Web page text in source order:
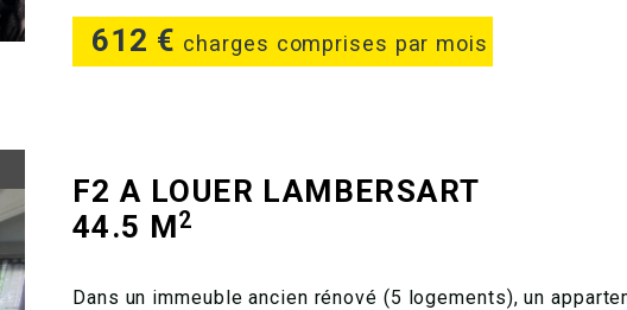
612 € charges comprises par mois
F2 A LOUER LAMBERSART
44.5 M2
Dans un immeuble ancien rénové (5 logements), un